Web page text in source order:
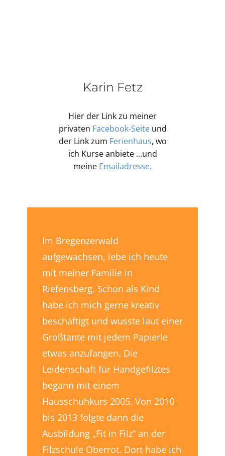
Karin Fetz
Hier der Link zu meiner
privaten Facebook-Seiteund
der Link zum Ferienhaus, wo
ich Kurse anbiete ...und
meine Emailadresse.
Im Bregenzerwald
aufgewachsen, lebe ich heute
mit meiner Familie in
Riefensberg. Schon als Kind
habe ich mich gerne kreativ
beschäftigt und wusste laut einer
Großtante mit jedem Papierle
etwas anzufangen. Die
Leidenschaft für Handgefilztes
begann mit einem
Hausschuhkurs 2005. Von 2010
bis 2013 folgte dann die
Ausbildung „Fit in Filz“ an der
Filzschule Oberrot. Dort habe ich